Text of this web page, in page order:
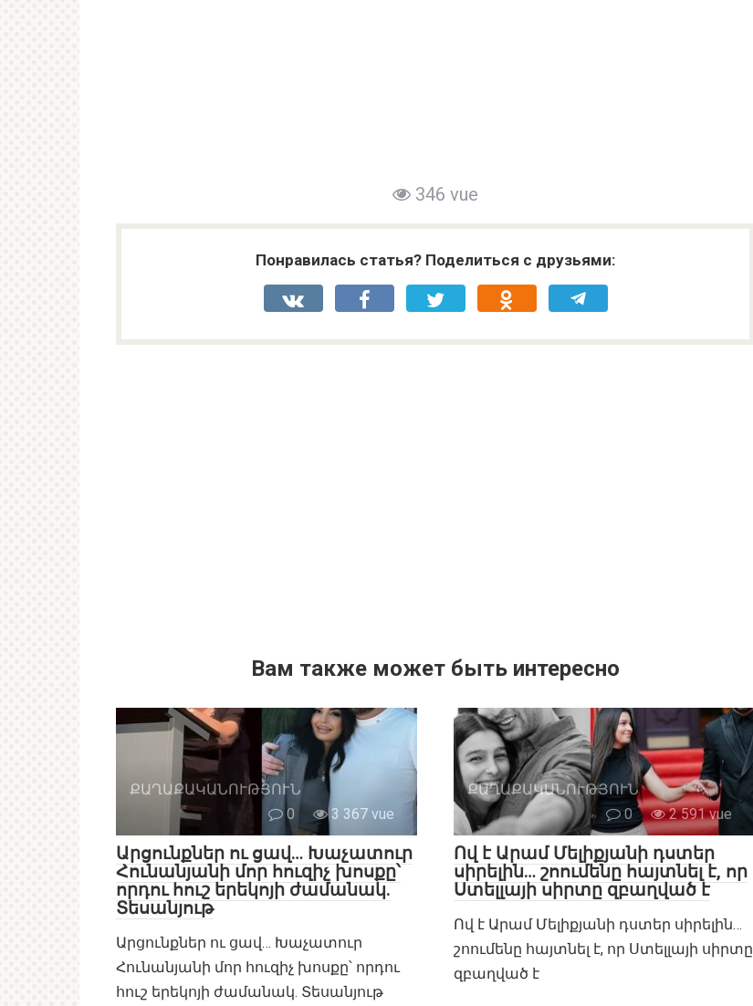
346 vue
Понравилась статья? Поделиться с друзьями:
Вам также может быть интересно
ՔԱՂԱՔԱԿԱՆՈՒԹՅՈՒՆ
0
3 367 vue
Արցունքներ ու ցավ… Խաչատուր
Հունանյանի մոր հուզիչ խոսքը՝
որդու հուշ երեկոյի ժամանակ.
Տեսանյութ
Արցունքներ ու ցավ… Խաչատուր
Հունանյանի մոր հուզիչ խոսքը՝ որդու
հուշ երեկոյի ժամանակ. Տեսանյութ
ՔԱՂԱՔԱԿԱՆՈՒԹՅՈՒՆ
0
2 591 vue
Ով է Արամ Մելիքյանի դստեր
սիրելին… շոումենը հայտնել է, որ
Ստելլայի սիրտը զբաղված է
Ով է Արամ Մելիքյանի դստեր սիրելին…
շոումենը հայտնել է, որ Ստելլայի սիրտը
զբաղված է